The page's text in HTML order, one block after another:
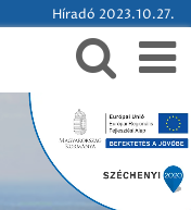
Híradó 2023.10.27.